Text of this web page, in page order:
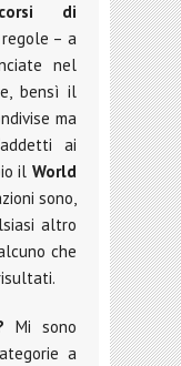
di
– a
nel
bensì il
ma
ai
il World
sono,
altro
che
Mi sono
a